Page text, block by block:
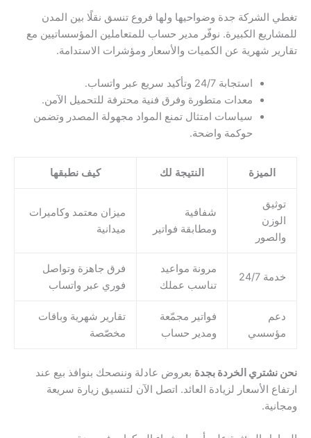
تغطي الشركة جدة وضواحيها ولها فروع تنسق نقلًا بين المدن
للمشاريع الكبيرة. نوفّر مدير حساب للمتعاملين المؤسساتيين مع
تقارير شهرية عن الكميات والأسعار ومؤشرات الاستدامة.
استجابة 24/7 وتأكيد سريع عبر واتساب.
معدات متطورة وفرق فنية محترفة للتحميل الآمن.
سياسات امتثال تمنع المواد مجهولة المصدر وتضمن
حوكمة واضحة.
الميزة النتيجة لك كيف نطبقها
توثيق
الوزن
والصور
شفافية
ومطابقة فواتير
ميزان معتمد وكاميرات
ميدانية
خدمة 24/7
مرونة مواعيد
تناسب عملك
فرق جاهزة وتواصل
فوري عبر واتساب
دعم
مؤسسي
فواتير مجمّعة
ومدير حساب
تقارير شهرية وباقات
مخصّصة
نحن نشتري الخردة بجدة بعروض عادلة وننصحك بنوافذ بيع عند
ارتفاع الأسعار لزيادة العائد. اتصل الآن لتنسيق زيارة سريعة
ومجانية.